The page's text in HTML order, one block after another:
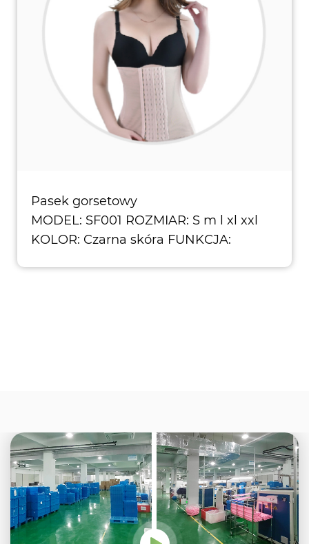
Pasek gorsetowy
MODEL: SF001 ROZMIAR: S m l xl xxl
KOLOR: Czarna skóra FUNKCJA: